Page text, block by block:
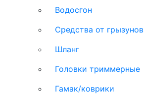
Водосгон
Средства от грызунов
Шланг
Головки триммерные
Гамак/коврики